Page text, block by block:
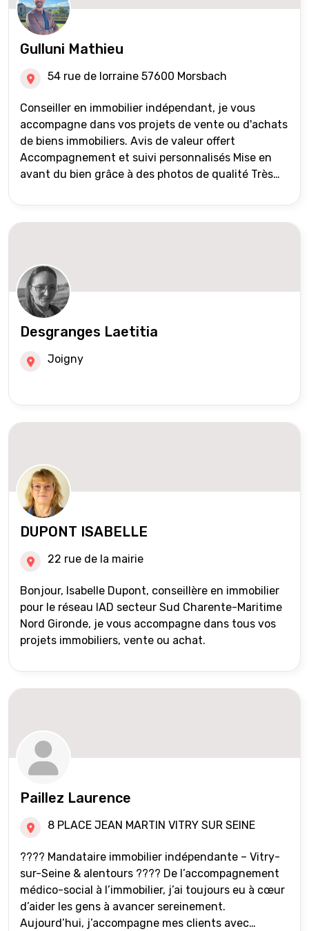
Gulluni Mathieu
54 rue de lorraine 57600 Morsbach
Conseiller en immobilier indépendant, je vous
accompagne dans vos projets de vente ou d'achats
de biens immobiliers. Avis de valeur offert
Accompagnement et suivi personnalisés Mise en
avant du bien grâce à des photos de qualité Très
international) Validation du financement des
acquéreurs auprès de partenaires financiers
réseau Iad France et Iad Deutschland Inter agence
Desgranges Laetitia
Joigny
DUPONT ISABELLE
22 rue de la mairie
Bonjour, Isabelle Dupont, conseillère en immobilier
pour le réseau IAD secteur Sud Charente-Maritime
Nord Gironde, je vous accompagne dans tous vos
projets immobiliers, vente ou achat.
Paillez Laurence
8 PLACE JEAN MARTIN VITRY SUR SEINE
???? Mandataire immobilier indépendante – Vitry-
sur-Seine & alentours ???? De l’accompagnement
médico-social à l’immobilier, j’ai toujours eu à cœur
d’aider les gens à avancer sereinement.
Aujourd’hui, j’accompagne mes clients avec